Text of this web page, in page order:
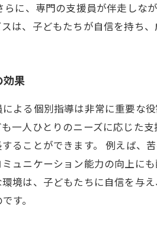
に、専門の支援員が伴走し
は、子どもたちが自信を持ち、
効果
よる個別指導は非常に重要な
一人ひとりのニーズに応じた
ることができます。 例えば
ュニケーション能力の向上に
境は、子どもたちに自信を与
す。